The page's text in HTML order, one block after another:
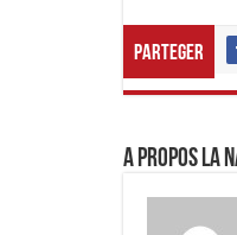
Parteger
A propos LA